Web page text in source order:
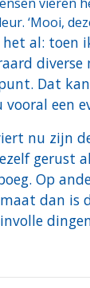
‘Mooi,
al: toen
Dat
vooral een
nu zijn
gerust
Op
dan is